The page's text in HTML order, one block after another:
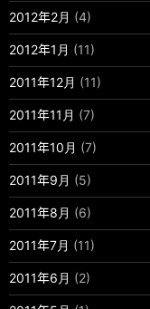
2012年2月 (4)
2012年1月 (11)
2011年12月 (11)
2011年11月 (7)
2011年10月 (7)
2011年9月 (5)
2011年8月 (6)
2011年7月 (11)
2011年6月 (2)